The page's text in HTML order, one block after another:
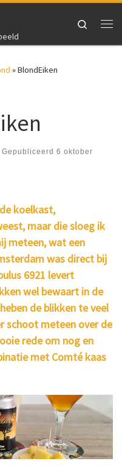
Search
»BlondEiken
Gepubliceerd 6 oktober
koelkast,
maar die sloeg ik
meteen, wat een
was direct bij
6921 levert
wel bewaart in de
de blikken te veel
schoot meteen over de
rede om nog en
met Comté kaas